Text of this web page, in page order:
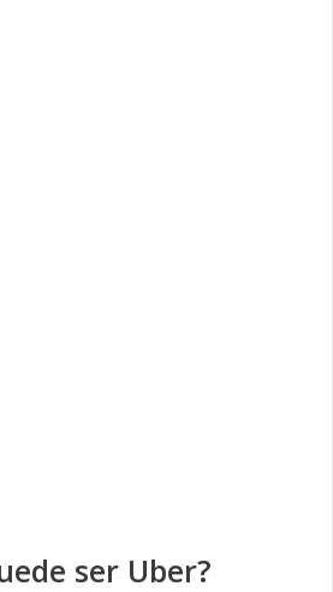
ser Uber?